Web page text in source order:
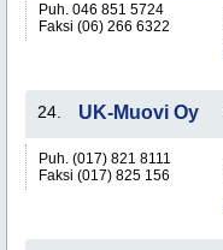
Puh. 046 851 5724
Faksi (06) 266 6322
24. UK-Muovi Oy
Puh. (017) 821 8111
Faksi (017) 825 156